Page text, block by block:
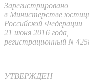
Зарегистрировано
в Министерстве
Российской Федерации
21 июня 2016 года,
регистрационный N
УТВЕРЖДЕН